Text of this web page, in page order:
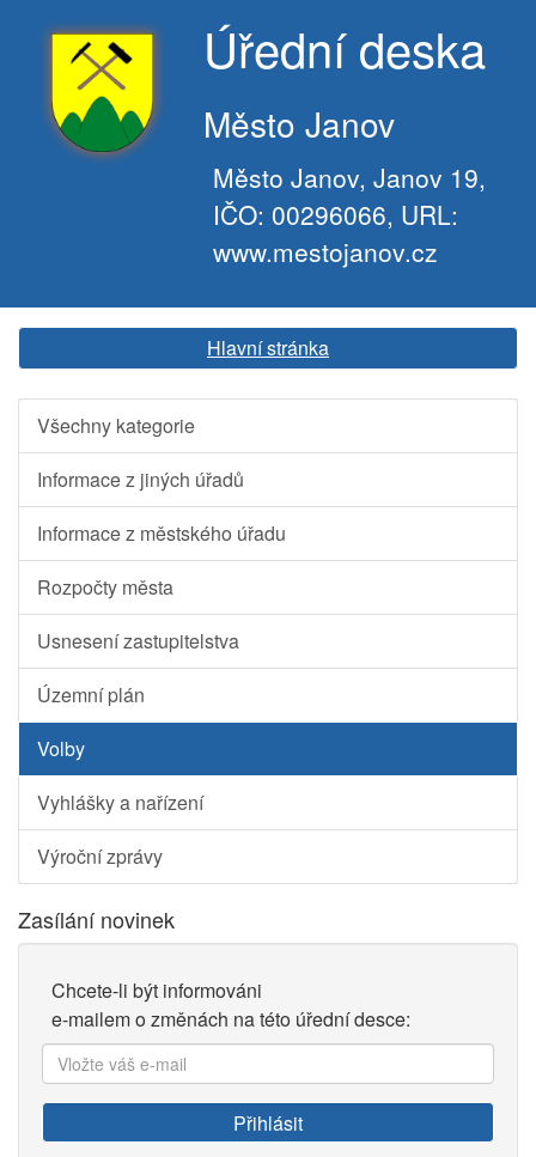
Úřední deska
Město Janov
Město Janov, Janov 19,
IČO: 00296066, URL:
www.mestojanov.cz
Hlavní stránka
Všechny kategorie
Informace z jiných úřadů
Informace z městského úřadu
Rozpočty města
Usnesení zastupitelstva
Územní plán
Volby
Vyhlášky a nařízení
Výroční zprávy
Zasílání novinek
Chcete-li být informováni
e-mailem o změnách na této úřední desce:
Vložte
váš
e-
mail:
Přihlásit